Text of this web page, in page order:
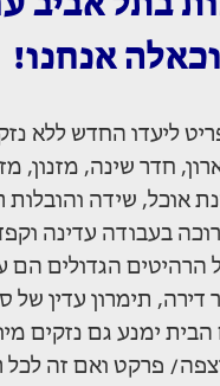
אנחנו!
ליעדו החדש ללא
חדר שינה, מזנון,
אוכל, שידה והובלות
בעבודה עדינה
הרהיטים הגדולים הם
תימרון עדין של
ימנע גם נזקים
פרקט ואם זה לכל